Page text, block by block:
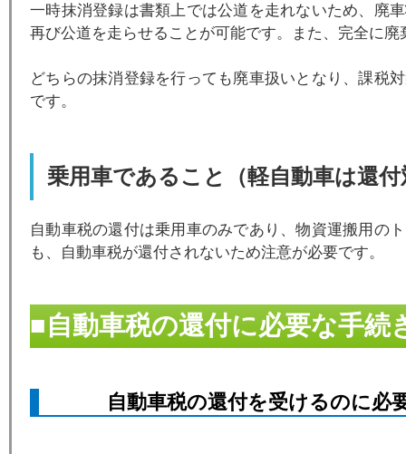
一時抹消登録は書類上では公道を走れないため、廃
再び公道を走らせることが可能です。また、完全に
どちらの抹消登録を行っても廃車扱いとなり、課税
です。
乗用車であること（軽自動車は還付
自動車税の還付は乗用車のみであり、物資運搬用の
も、自動車税が還付されないため注意が必要です。
■自動車税の還付に必要な手続
自動車税の還付を受けるのに必